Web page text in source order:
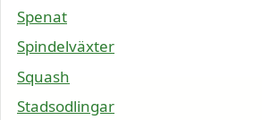
Spenat
Spindelväxter
Squash
Stadsodlingar